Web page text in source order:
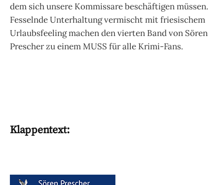
dem sich unsere Kommissare beschäftigen müssen.
Fesselnde Unterhaltung vermischt mit friesischem
Urlaubsfeeling machen den vierten Band von Sören
Prescher zu einem MUSS für alle Krimi-Fans.
Klappentext: